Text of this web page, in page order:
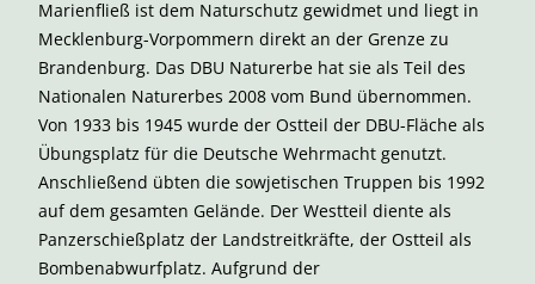
Marienfließ ist dem Naturschutz gewidmet und liegt in
Mecklenburg-Vorpommern direkt an der Grenze zu
Brandenburg. Das DBU Naturerbe hat sie als Teil des
Nationalen Naturerbes 2008 vom Bund übernommen.
Von 1933 bis 1945 wurde der Ostteil der DBU-Fläche als
Übungsplatz für die Deutsche Wehrmacht genutzt.
Anschließend übten die sowjetischen Truppen bis 1992
auf dem gesamten Gelände. Der Westteil diente als
Panzerschießplatz der Landstreitkräfte, der Ostteil als
Bombenabwurfplatz. Aufgrund der